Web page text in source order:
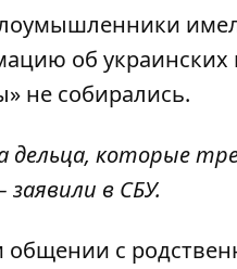
об украинских
не собирались.
дельца, которые
заявили в СБУ.
общении с